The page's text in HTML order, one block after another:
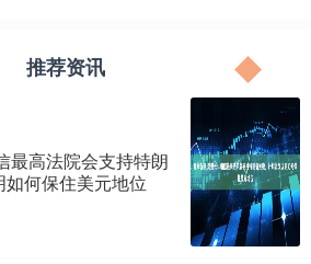
推荐资讯
最高法院会支持特朗
何保住美元地位